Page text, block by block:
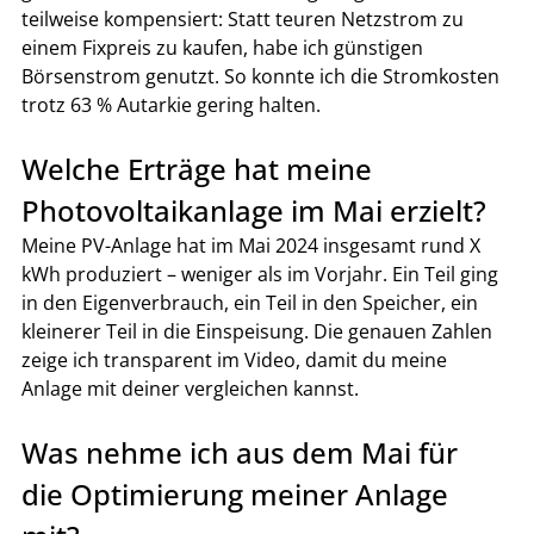
teilweise kompensiert: Statt teuren Netzstrom zu
einem Fixpreis zu kaufen, habe ich günstigen
Börsenstrom genutzt. So konnte ich die Stromkosten
trotz 63 % Autarkie gering halten.
Welche Erträge hat meine
Photovoltaikanlage im Mai erzielt?
Meine PV-Anlage hat im Mai 2024 insgesamt rund X
kWh produziert – weniger als im Vorjahr. Ein Teil ging
in den Eigenverbrauch, ein Teil in den Speicher, ein
kleinerer Teil in die Einspeisung. Die genauen Zahlen
zeige ich transparent im Video, damit du meine
Anlage mit deiner vergleichen kannst.
Was nehme ich aus dem Mai für
die Optimierung meiner Anlage